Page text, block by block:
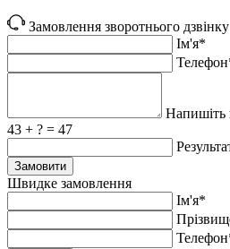
Замовлення зворотнього дзвінку
Ім'я*
Напишіть
43 + ? = 47
Замовити
Швидке замовлення
Ім'я*